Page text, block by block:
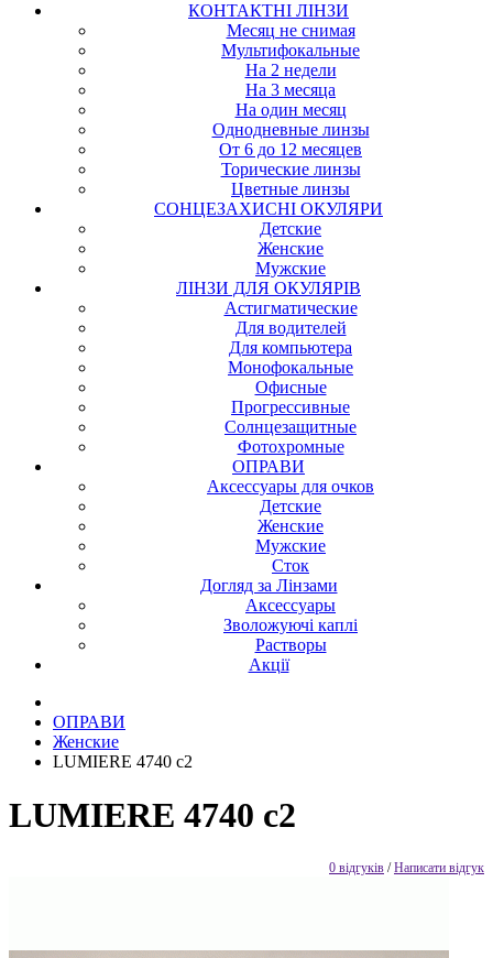
КОНТАКТНІ ЛІНЗИ
Месяц не снимая
Мультифокальные
На 2 недели
На 3 месяца
На один месяц
Однодневные линзы
От 6 до 12 месяцев
Торические линзы
Цветные линзы
СОНЦЕЗАХИСНІ ОКУЛЯРИ
Детские
Женские
Мужские
ЛІНЗИ ДЛЯ ОКУЛЯРІВ
Астигматические
Для водителей
Для компьютера
Монофокальные
Офисные
Прогрессивные
Солнцезащитные
Фотохромные
ОПРАВИ
Аксессуары для очков
Детские
Женские
Мужские
Сток
Догляд за Лінзами
Аксессуары
Зволожуючі каплі
Растворы
Акції
ОПРАВИ
Женские
LUMIERE 4740 c2
LUMIERE 4740 c2
0 відгуків /Написати відгук